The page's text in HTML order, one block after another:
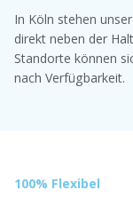
In Köln stehen
direkt neben der
Standorte können
nach Verfügbarkeit.
100% Flexibel